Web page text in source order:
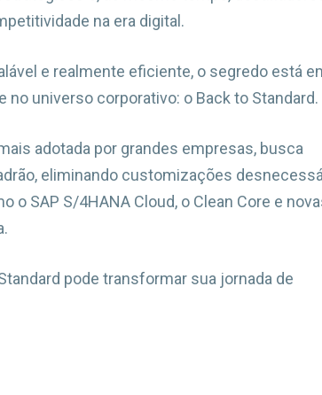
na era digital.
e realmente eficiente, o segredo está
universo corporativo: o Back to Standard.
adotada por grandes empresas, busca
eliminando customizações
o SAP S/4HANA Cloud, o Clean Core e
pode transformar sua jornada de